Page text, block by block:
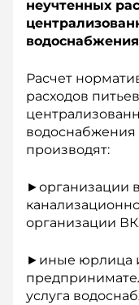
неучтенных
Расчет
расходов
водоснабжения
производят:
►организации
организации
►иные юрлица
услуга